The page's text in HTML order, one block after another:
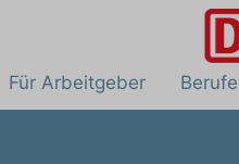
Für Arbeitgeber Berufe